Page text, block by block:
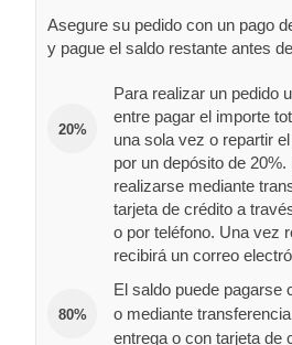
Asegure su pedido con un pago
y pague el saldo restante antes
20%
Para realizar un pedido
entre pagar el importe
una sola vez o repartir
por un depósito de 20%.
realizarse mediante
tarjeta de crédito a
o por teléfono. Una vez
recibirá un correo
80%
El saldo puede pagarse
o mediante
entrega o con tarjeta de